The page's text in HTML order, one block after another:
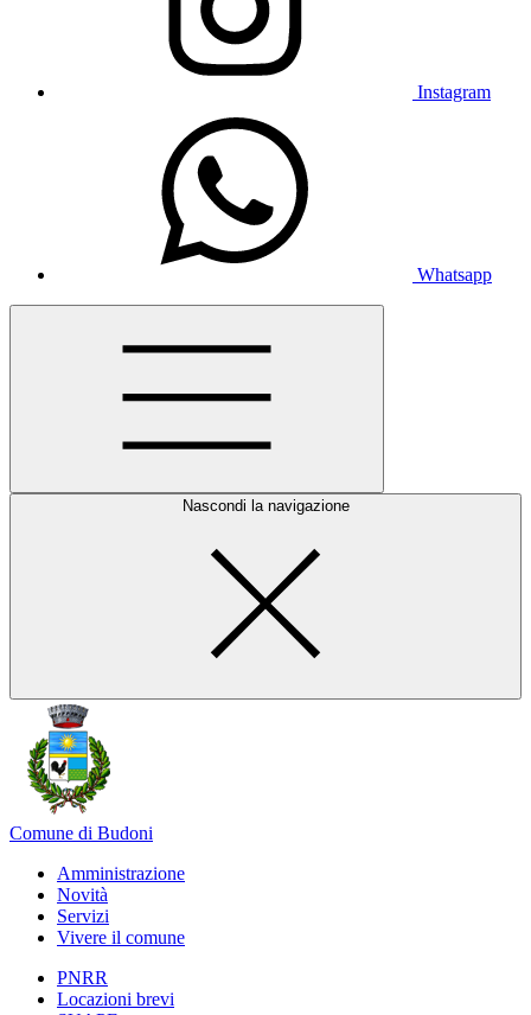
Instagram
Whatsapp
Nascondi la navigazione
Comune di Budoni
Amministrazione
Novità
Servizi
Vivere il comune
PNRR
Locazioni brevi